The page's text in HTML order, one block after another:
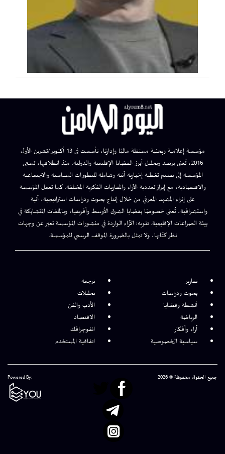
مؤسسة إعلامية وبحثية مستقلة ماليًا وإداريًا، تأسست في 13 أكتوبر/تشرين الأول
2016، تُعنى برصد وتحليل أبرز القضايا الإقليمية والدولية. منذ انطلاقتها، تسعى
المؤسسة إلى تقديم تغطية إخبارية آنية وشاملة للتطورات السياسية والاجتماعية
والاقتصادية، مع إبراز تعددية الآراء والمقاربات الفكرية المختلفة. كما تعمل المؤسسة
على إثراء المشهد المعرفي من خلال إنتاج بحوث ودراسات استراتيجية، آنية
واستشرافية، تُعنى خصوصًا بقضايا الشرق الأوسط وأفريقيا، وبالملفات المتشابكة في
بيئة الصراعات الإقليمية. تنويه: الآراء الواردة في منشورات المؤسسة تعبر عن وجهات
نظر كتّابها، ولا تمثل بالضرورة الموقف الرسمي للمؤسسة.
تقارير
ترجمة
بحوث ودراسات
تحليلات
أنشطة وقضايا
الأدب والفن
الرياضة
الاقتصاد
آراء وأفكار
انفوجرافك
سياسية الخصوصية
اتفاقية المستخدم
جميع الحقوق محفوظة © 2026 Powered By: